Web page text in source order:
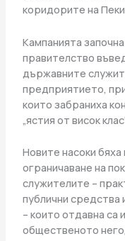
коридорите на
Кампанията
правителство
държавните
предприятието,
които забраниха
„ястия от висок
Новите насоки
ограничаване на
служителите –
публични средства
– които отдавна са
общественото